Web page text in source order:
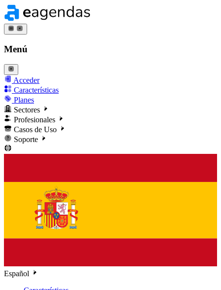
Menú
Acceder
Características
Planes
Sectores
Profesionales
Casos de Uso
Soporte
Español